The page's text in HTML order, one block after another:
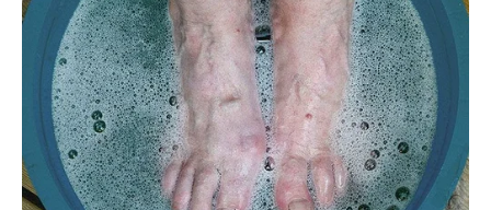
προγραμμάτων σπουδών που θα προσφέρει
κάθε πανεπιστήμιο, ώστε να διασφαλιστεί
πλήρως το ακαδημαϊκό επίπεδο και η
αντιστοιχία τους με τα διεθνή πρότυπα.
Η Υπουργός Παιδείας, Θρησκευμάτων &